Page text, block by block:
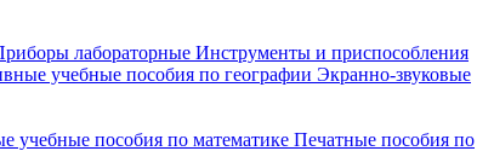
лабораторные Инструменты и приспособления
учебные пособия по географии Экранно-звуковые
учебные пособия по математике Печатные пособия по